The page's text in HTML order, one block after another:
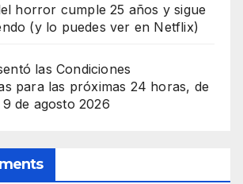
horror cumple 25 años y sigue
(y lo puedes ver en Netflix)
las Condiciones
para las próximas 24 horas, de
de agosto 2026